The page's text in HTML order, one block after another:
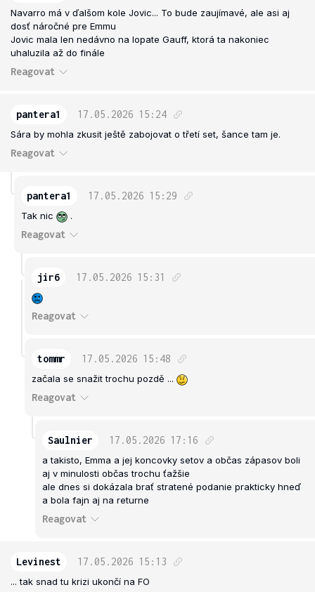
Navarro má v ďalšom kole Jovic... To bude zaujímavé, ale asi aj
dosť náročné pre Emmu
Jovic mala len nedávno na lopate Gauff, ktorá ta nakoniec
uhaluzila až do finále
Reagovat
pantera1 17.05.2026 15:24
Sára by mohla zkusit ještě zabojovat o třetí set, šance tam je.
Reagovat
pantera1 17.05.2026 15:29
Tak nic .
Reagovat
jir6 17.05.2026 15:31
Reagovat
tommr 17.05.2026 15:48
začala se snažit trochu pozdě ...
Reagovat
Saulnier 17.05.2026 17:16
a takisto, Emma a jej koncovky setov a občas zápasov boli
aj v minulosti občas trochu ťažšie
ale dnes si dokázala brať stratené podanie prakticky hneď
a bola fajn aj na returne
Reagovat
Levinest 17.05.2026 15:13
... tak snad tu krizi ukončí na FO